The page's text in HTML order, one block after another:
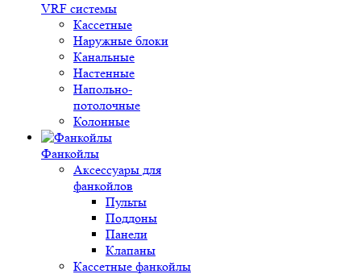
VRF системы
Кассетные
Наружные блоки
Канальные
Настенные
Напольно-
потолочные
Колонные
Фанкойлы
Аксессуары для
фанкойлов
Пульты
Поддоны
Панели
Клапаны
Кассетные фанкойлы